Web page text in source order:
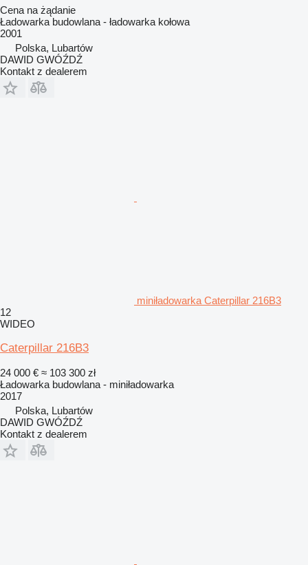
Cena na żądanie
Ładowarka budowlana - ładowarka kołowa
2001
Polska, Lubartów
DAWID GWÓŹDŹ
Kontakt z dealerem
miniładowarka Caterpillar 216B3
12
WIDEO
Caterpillar 216B3
24 000 € ≈ 103 300 zł
Ładowarka budowlana - miniładowarka
2017
Polska, Lubartów
DAWID GWÓŹDŹ
Kontakt z dealerem